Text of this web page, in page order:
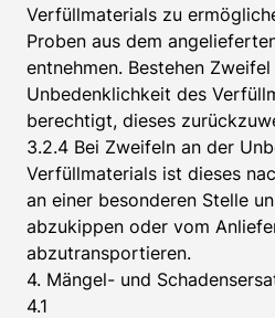
Verfüllmaterials zu
Proben aus dem
entnehmen. Bestehen
Unbedenklichkeit des
berechtigt, dieses
3.2.4 Bei Zweifeln an der
Verfüllmaterials ist dieses
an einer besonderen Stelle
abzukippen oder vom
abzutransportieren.
4. Mängel- und
4.1